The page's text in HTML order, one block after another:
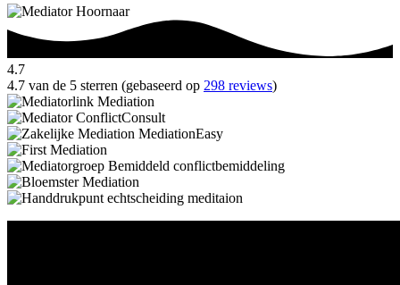
4.7
4.7 van de 5 sterren (gebaseerd op 298 reviews)